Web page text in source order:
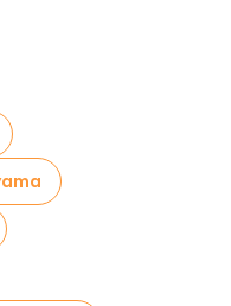
Osaka
à Osaka